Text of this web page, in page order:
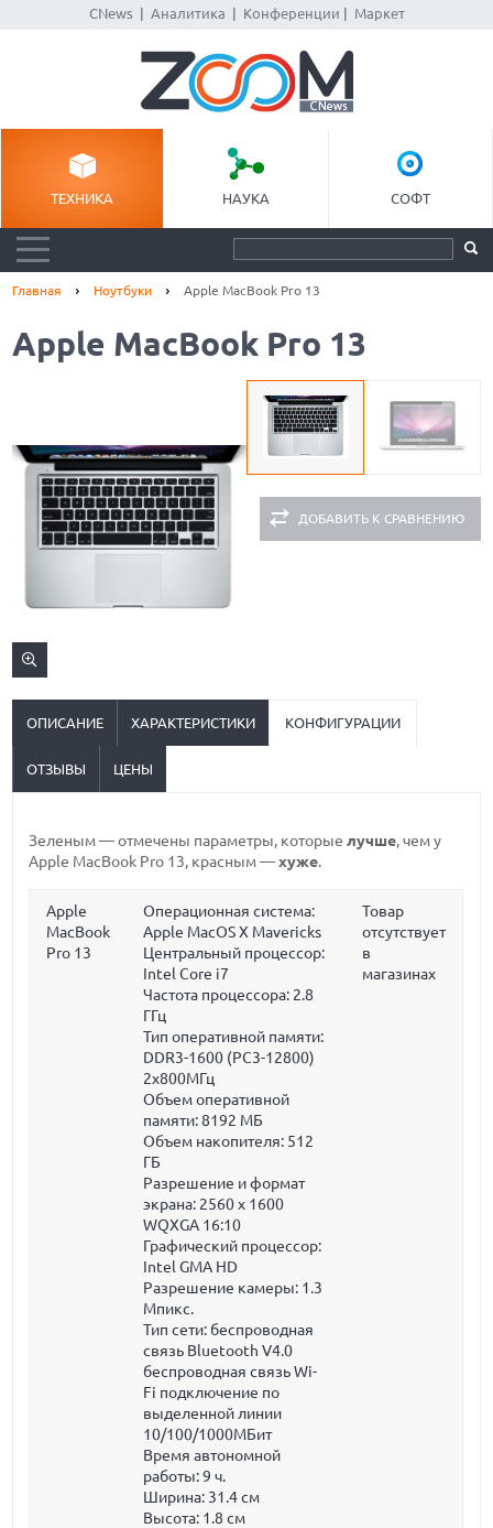
CNews| Аналитика Конференции Маркет
ТЕХНИКА НАУКА СОФТ
Главная Ноутбуки Apple MacBook Pro 13
Apple MacBook Pro 13
ДОБАВИТЬ К СРАВНЕНИЮ
ОПИСАНИЕ ХАРАКТЕРИСТИКИ КОНФИГУРАЦИИ
ОТЗЫВЫ ЦЕНЫ
Зеленым— отмечены параметры, которыелучше, чем у
Apple MacBook Pro 13, красным—хуже.
Apple
MacBook
Pro 13
Операционная система:
Apple MacOS X Mavericks
Центральный процессор:
Intel Core i7
Частота процессора: 2.8
ГГц
Тип оперативной памяти:
DDR3-1600 (PC3-12800)
2x800МГц
Объем оперативной
памяти:8192 МБ
Объем накопителя: 512
ГБ
Разрешение и формат
экрана: 2560 x 1600
WQXGA 16:10
Графический процессор:
Intel GMA HD
Разрешение камеры: 1.3
Мпикс.
Тип сети: беспроводная
связь Bluetooth V4.0
беспроводная связь Wi-
Fi подключение по
выделенной линии
10/100/1000МБит
Время автономной
работы:9 ч.
Ширина: 31.4 см
Высота: 1.8 см
Товар
отсутствует
в
магазинах